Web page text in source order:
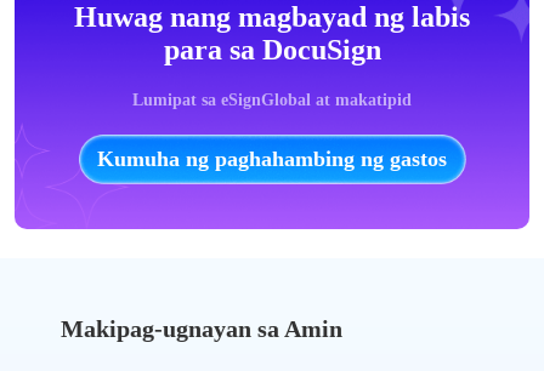
Huwag nang magbayad ng labis
para sa DocuSign
Lumipat sa eSignGlobal at makatipid
Kumuha ng paghahambing ng gastos
Makipag-ugnayan sa Amin